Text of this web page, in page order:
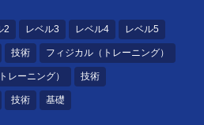
2 レベル3 レベル4 レベル5
技術 フィジカル（トレーニング）
レーニング） 技術
技術 基礎